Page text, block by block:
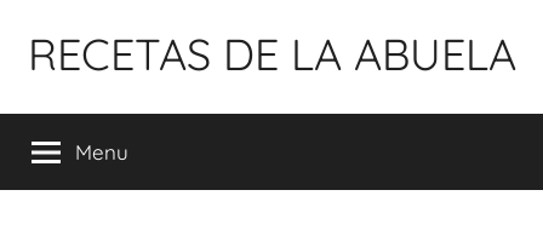
para
conteúdo
RECETAS DE LA ABUELA
Menu